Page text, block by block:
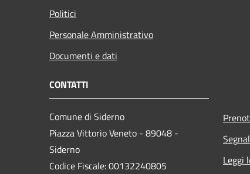
Politici
Personale Amministrativo
Documenti e dati
CONTATTI
Comune di Siderno
Piazza Vittorio Veneto - 89048 -
Siderno
Codice Fiscale: 00132240805
Leggi